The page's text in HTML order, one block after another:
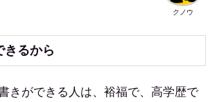
クノウ
きるから
きができる人は、裕福で、高学歴で